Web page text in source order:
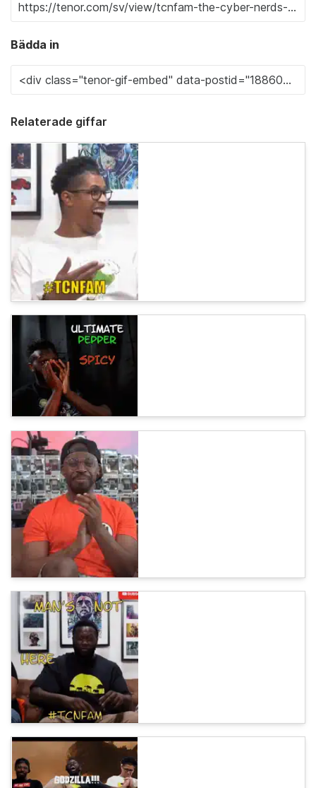
Bädda in
Relaterade giffar